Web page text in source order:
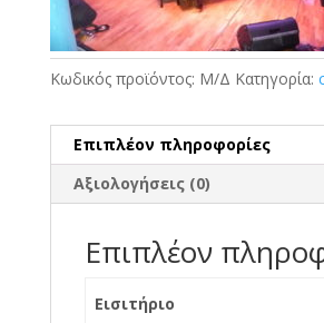
Κωδικός προϊόντος: Μ/Δ Κατηγορία:
Επιπλέον πληροφορίες
Αξιολογήσεις (0)
Επιπλέον
Εισιτήριο